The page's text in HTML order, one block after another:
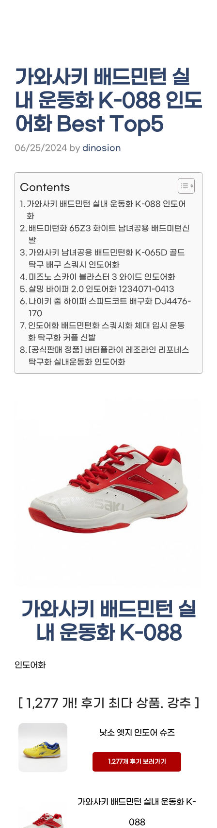
가와사키 배드민턴 실
내 운동화 K-088 인도
어화 Best Top5
06/25/2024 by dinosion
Contents
가와사키 배드민턴 실내 운동화 K-088 인도어
화
배드미턴화 65Z3 화이트 남녀공용 배드미턴신
발
가와사키 남녀공용 배드민턴화 K-065D 골드
탁구 배구 스쿼시 인도어화
미즈노 스카이 블라스터 3 와이드 인도어화
살밍 바이퍼 2.0 인도어화 1234071-0413
나이키 줌 하이퍼 스피드코트 배구화 DJ4476-
170
인도어화 배드민턴화 스쿼시화 체대 입시 운동
화 탁구화 커플 신발
[공식판매 정품] 버터플라이 레조라인 리포네스
탁구화 실내운동화 인도어화
가와사키 배드민턴 실
내 운동화 K-088
인도어화
[ 1,277 개! 후기 최다 상품. 강추 ]
낫소 엣지 인도어 슈즈
1,277개 후기 보러가기
가와사키 배드민턴 실내 운동화 K-
088